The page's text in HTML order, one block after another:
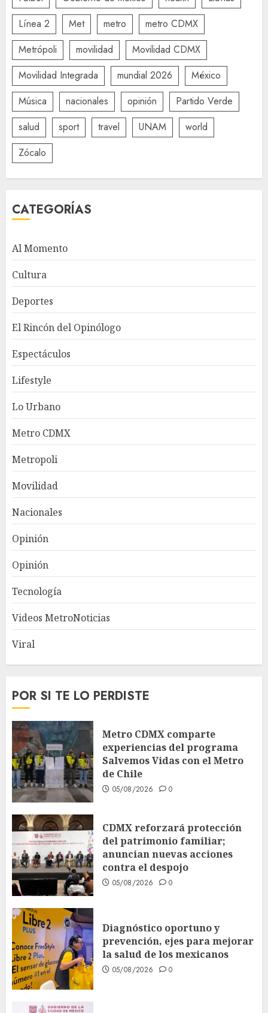
Línea 2
Met metro
metro CDMX
Metrópoli
movilidad
Movilidad CDMX
Movilidad Integrada
mundial 2026
México
Música
nacionales opinión
Partido Verde
salud
sport travel UNAM
world
Zócalo
CATEGORÍAS
Al Momento
Cultura
Deportes
El Rincón del Opinólogo
Espectáculos
Lifestyle
Lo Urbano
Metro CDMX
Metropoli
Movilidad
Nacionales
Opinión
Opinión
Tecnología
Videos MetroNoticias
Viral
POR SI TE LO PERDISTE
Metro CDMX comparte
experiencias del programa
Salvemos Vidas con el Metro
de Chile
05/08/2026 0
CDMX reforzará protección
del patrimonio familiar;
anuncian nuevas acciones
contra el despojo
05/08/2026 0
Diagnóstico oportuno y
prevención, ejes para mejorar
la salud de los mexicanos
05/08/2026 0